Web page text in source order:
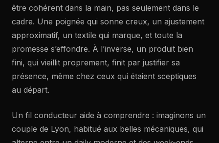
être cohérent dans la main, pas seulement dans le
cadre. Une poignée qui sonne creux, un ajustement
approximatif, un textile qui marque, et toute la
promesse s’effondre. À l’inverse, un produit bien
fini, qui vieillit proprement, finit par justifier sa
présence, même chez ceux qui étaient sceptiques
au départ.
Un fil conducteur aide à comprendre : imaginons un
couple de Lyon, habitué aux belles mécaniques, qui